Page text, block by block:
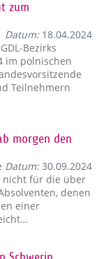
zum
Datum:18.04.2024
Bezirks
im polnischen
Teilnehmern
morgen den
Datum:30.09.2024
nicht für die über
denen
einer